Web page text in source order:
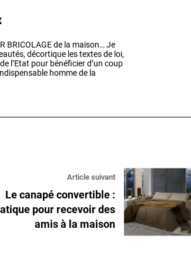
BRICOLAGE de la maison… Je
décortique les textes de loi,
l’Etat pour bénéficier d’un coup
homme de la
Article suivant
Le canapé convertible :
pour recevoir des
amis à la maison